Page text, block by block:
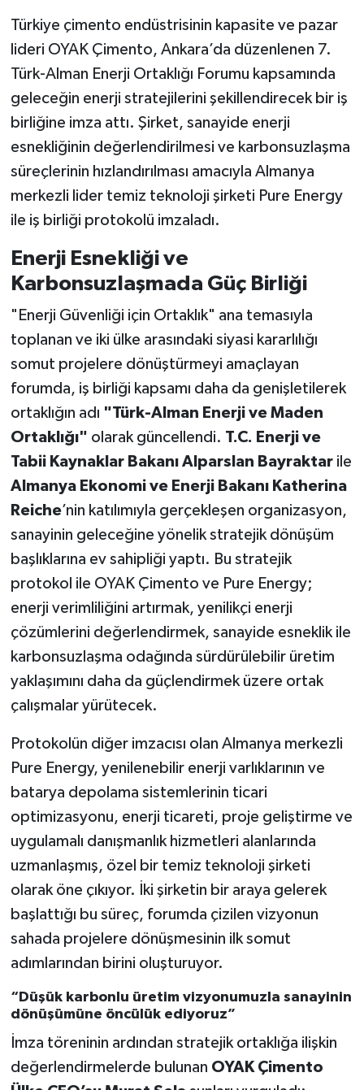
Türkiye çimento endüstrisinin kapasite ve pazar
lideri OYAK Çimento, Ankara’da düzenlenen 7.
Türk-Alman Enerji Ortaklığı Forumu kapsamında
geleceğin enerji stratejilerini şekillendirecek bir iş
birliğine imza attı. Şirket, sanayide enerji
esnekliğinin değerlendirilmesi ve karbonsuzlaşma
süreçlerinin hızlandırılması amacıyla Almanya
merkezli lider temiz teknoloji şirketi Pure Energy
ile iş birliği protokolü imzaladı.
Enerji Esnekliği ve
Karbonsuzlaşmada Güç Birliği
"Enerji Güvenliği için Ortaklık" ana temasıyla
toplanan ve iki ülke arasındaki siyasi kararlılığı
somut projelere dönüştürmeyi amaçlayan
forumda, iş birliği kapsamı daha da genişletilerek
ortaklığın adı "Türk-Alman Enerji ve Maden
Ortaklığı" olarak güncellendi. T.C. Enerji ve
Tabii Kaynaklar Bakanı Alparslan Bayraktarile
Almanya Ekonomi ve Enerji Bakanı Katherina
Reiche’nin katılımıyla gerçekleşen organizasyon,
sanayinin geleceğine yönelik stratejik dönüşüm
başlıklarına ev sahipliği yaptı. Bu stratejik
protokol ile OYAK Çimento ve Pure Energy;
enerji verimliliğini artırmak, yenilikçi enerji
çözümlerini değerlendirmek, sanayide esneklik ile
karbonsuzlaşma odağında sürdürülebilir üretim
yaklaşımını daha da güçlendirmek üzere ortak
çalışmalar yürütecek.
Protokolün diğer imzacısı olan Almanya merkezli
Pure Energy, yenilenebilir enerji varlıklarının ve
batarya depolama sistemlerinin ticari
optimizasyonu, enerji ticareti, proje geliştirme ve
uygulamalı danışmanlık hizmetleri alanlarında
uzmanlaşmış, özel bir temiz teknoloji şirketi
olarak öne çıkıyor. İki şirketin bir araya gelerek
başlattığı bu süreç, forumda çizilen vizyonun
sahada projelere dönüşmesinin ilk somut
adımlarından birini oluşturuyor.
“Düşük karbonlu üretim vizyonumuzla sanayinin
dönüşümüne öncülük ediyoruz”
İmza töreninin ardından stratejik ortaklığa ilişkin
değerlendirmelerde bulunan OYAK Çimento